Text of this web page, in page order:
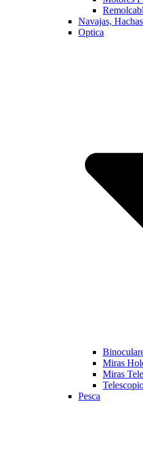
Navajas,
Optica
Miras
Miras
Pesca